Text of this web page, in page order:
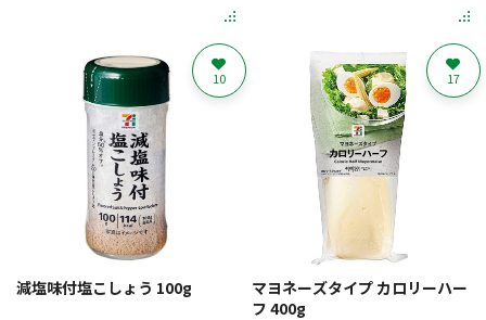
減塩味付塩こしょう 100g
10
マヨネーズタイプ カロリーハー
フ 400g
17